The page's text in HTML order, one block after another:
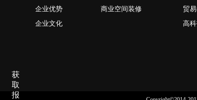
企业优势
企业文化
商业空间装修
贸
高
获
取
报